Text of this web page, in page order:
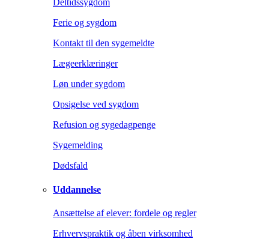
Deltidssygdom
Ferie og sygdom
Kontakt til den sygemeldte
Lægeerklæringer
Løn under sygdom
Opsigelse ved sygdom
Refusion og sygedagpenge
Sygemelding
Dødsfald
Uddannelse
Ansættelse af elever: fordele og regler
Erhvervspraktik og åben virksomhed